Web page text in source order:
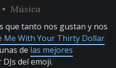
Música
que tanto nos gustan y nos
Me With Your Thirty Dollar
de las mejores
del emoji.